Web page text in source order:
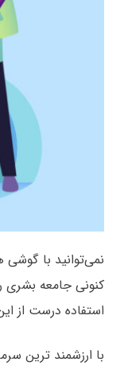
نمی‌توانید با
کنونی جامعه بشری
استفاده درست از
با ارزشمند ترین